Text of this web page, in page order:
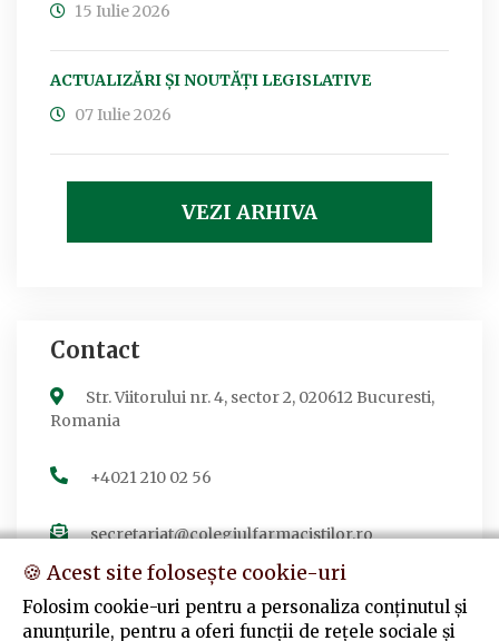
15 Iulie 2026
ACTUALIZĂRI ȘI NOUTĂȚI LEGISLATIVE
07 Iulie 2026
VEZI ARHIVA
Contact
Str. Viitorului nr. 4, sector 2, 020612 Bucuresti,
Romania
+4021 210 02 56
secretariat@colegiulfarmacistilor.ro
🍪 Acest site folosește cookie-uri
Folosim cookie-uri pentru a personaliza conținutul și
anunțurile, pentru a oferi funcții de rețele sociale și